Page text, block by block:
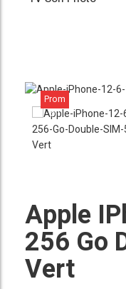
Prom
o !
Apple
256 Go
Vert